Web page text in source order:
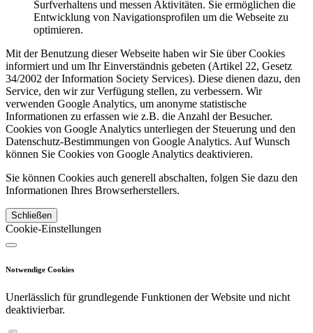
Surfverhaltens und messen Aktivitäten. Sie ermöglichen die
Entwicklung von Navigationsprofilen um die Webseite zu
optimieren.
Mit der Benutzung dieser Webseite haben wir Sie über Cookies
informiert und um Ihr Einverständnis gebeten (Artikel 22, Gesetz
34/2002 der Information Society Services). Diese dienen dazu, den
Service, den wir zur Verfügung stellen, zu verbessern. Wir
verwenden Google Analytics, um anonyme statistische
Informationen zu erfassen wie z.B. die Anzahl der Besucher.
Cookies von Google Analytics unterliegen der Steuerung und den
Datenschutz-Bestimmungen von Google Analytics. Auf Wunsch
können Sie Cookies von Google Analytics deaktivieren.
Sie können Cookies auch generell abschalten, folgen Sie dazu den
Informationen Ihres Browserherstellers.
Schließen
Cookie-Einstellungen
Notwendige Cookies
Unerlässlich für grundlegende Funktionen der Website und nicht
deaktivierbar.